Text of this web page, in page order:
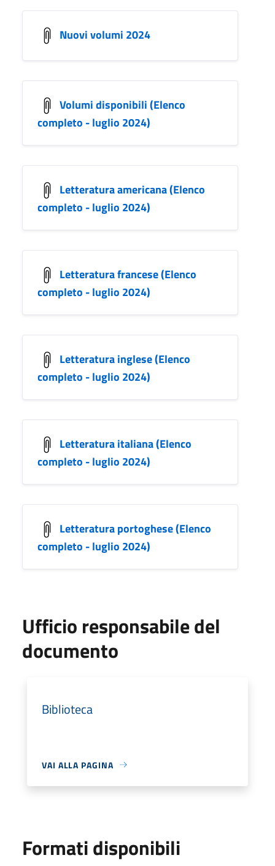
Nuovi volumi 2024
Volumi disponibili (Elenco
completo - luglio 2024)
Letteratura americana (Elenco
completo - luglio 2024)
Letteratura francese (Elenco
completo - luglio 2024)
Letteratura inglese (Elenco
completo - luglio 2024)
Letteratura italiana (Elenco
completo - luglio 2024)
Letteratura portoghese (Elenco
completo - luglio 2024)
Ufficio responsabile del
documento
Biblioteca
VAI ALLA PAGINA
Formati disponibili